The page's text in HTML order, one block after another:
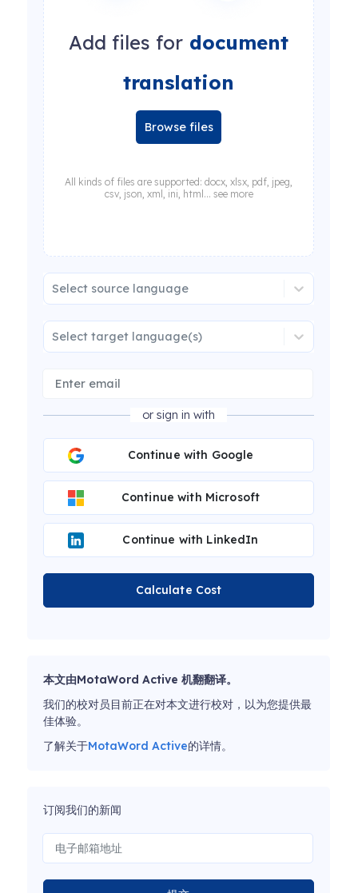
Add files for document
translation
Browse files
All kinds of files are supported: docx, xlsx, pdf, jpeg,
csv, json, xml, ini, html... see more
Select source language
Select target language(s)
or sign in with
Continue with Google
Continue with Microsoft
Continue with LinkedIn
Calculate Cost
本文由MotaWord Active 机翻翻译。
我们的校对员目前正在对本文进行校对，以为您提供最
佳体验。
了解关于MotaWord Active的详情。
订阅我们的新闻